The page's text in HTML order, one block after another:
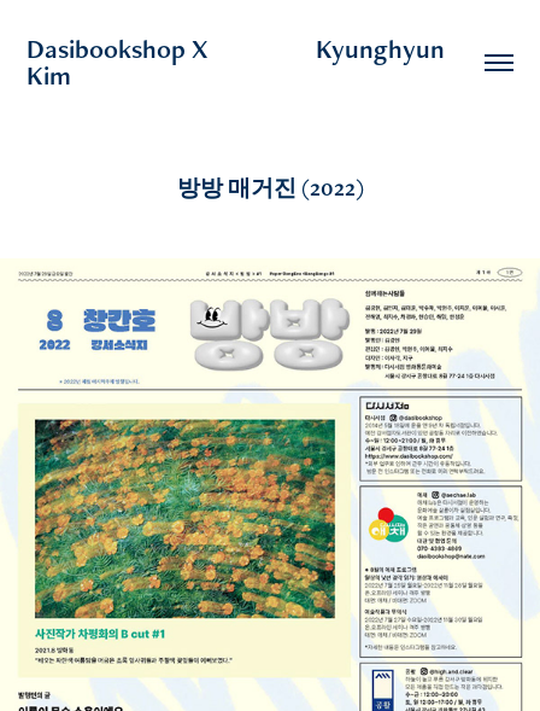
Dasibookshop X                  Kyunghyun
Kim
방방 매거진 (2022)